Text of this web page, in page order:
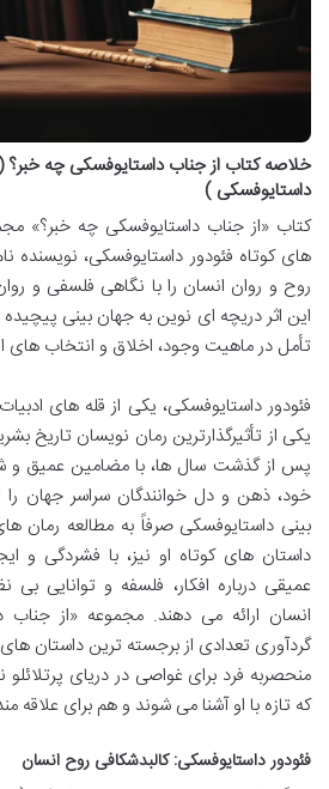
خلاصه کتاب از جناب داستایوفسکی چه خبر؟
داستایوفسکی )
کتاب «از جناب داستایوفسکی چه خبر؟»
های کوتاه فئودور داستایوفسکی، نویسنده
روح و روان انسان را با نگاهی فلسفی و
این اثر دریچه ای نوین به جهان بینی پیچیده
تأمل در ماهیت وجود، اخلاق و انتخاب های
فئودور داستایوفسکی، یکی از قله های
یکی از تأثیرگذارترین رمان نویسان تاریخ
پس از گذشت سال ها، با مضامین عمیق و
خود، ذهن و دل خوانندگان سراسر جهان
بینی داستایوفسکی صرفاً به مطالعه رمان
داستان های کوتاه او نیز، با فشردگی و
عمیقی درباره افکار، فلسفه و توانایی بی
انسان ارائه می دهند. مجموعه «از جناب
گردآوری تعدادی از برجسته ترین داستان
منحصربه فرد برای غواصی در دریای
که تازه با او آشنا می شوند و هم برای علاقه
فئودور داستایوفسکی: کالبدشکافی روح انسان